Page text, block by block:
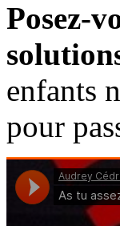
Posez-
enfants
pour